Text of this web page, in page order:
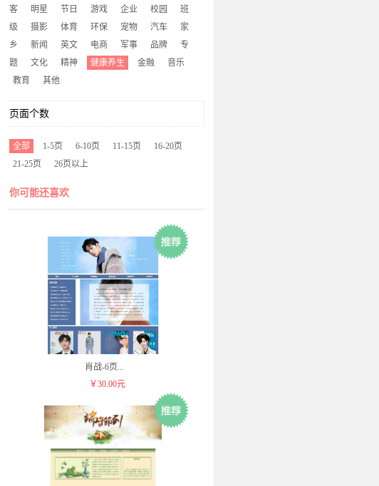
客 明星 节日 游戏 企业 校园
班
级
摄影 体育 环保 宠物 汽车
家
乡
新闻 英文 电商 军事 品牌
专
题
文化 精神 健康养生 金融
音乐
教育
其他
页面个数
全部 1-5页 6-10页 11-15页
16-20页
21-25页
26页以上
你可能还喜欢
肖战-6页...
￥30.00元